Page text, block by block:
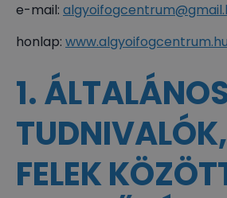
e-mail:
honlap: www.algyoifogcentrum.hu
1.
FELEK